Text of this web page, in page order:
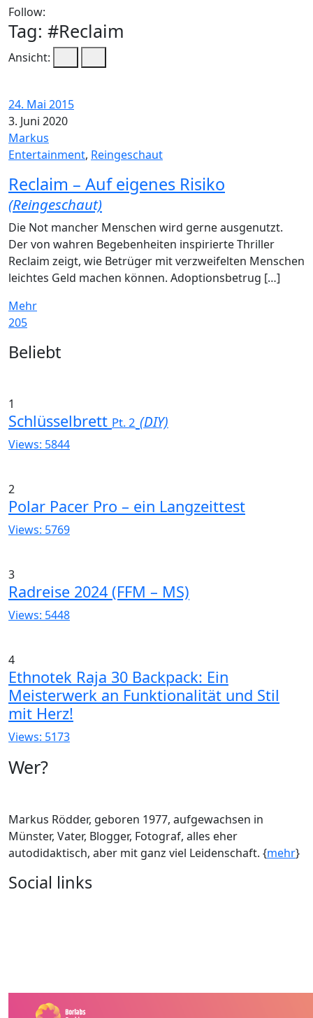
Follow:
Tag: #Reclaim
Ansicht:
24. Mai 2015
3. Juni 2020
Markus
Entertainment, Reingeschaut
Reclaim – Auf eigenes Risiko
(Reingeschaut)
Die Not mancher Menschen wird gerne ausgenutzt.
Der von wahren Begebenheiten inspirierte Thriller
Reclaim zeigt, wie Betrüger mit verzweifelten Menschen
leichtes Geld machen können. Adoptionsbetrug […]
Mehr
205
Widgets
Beliebt
1
Schlüsselbrett Pt. 2 (DIY)
Views: 5844
2
Polar Pacer Pro – ein Langzeittest
Views: 5769
3
Radreise 2024 (FFM – MS)
Views: 5448
4
Ethnotek Raja 30 Backpack: Ein
Meisterwerk an Funktionalität und Stil
mit Herz!
Views: 5173
Wer?
Markus Rödder, geboren 1977, aufgewachsen in
Münster, Vater, Blogger, Fotograf, alles eher
autodidaktisch, aber mit ganz viel Leidenschaft. {mehr}
Social links